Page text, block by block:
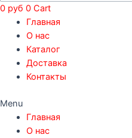
0 руб 0 Cart
Главная
О нас
Каталог
Доставка
Контакты
Menu
Главная
О нас